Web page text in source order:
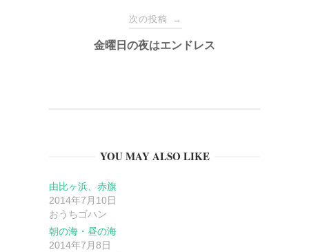
ョ
ン
次の投稿 →
金曜日の夜はエンドレス
YOU MAY ALSO LIKE
由比ヶ浜、赤旗
2014年7月10日
おうちゴハン
朝の海・昼の海
2014年7月8日